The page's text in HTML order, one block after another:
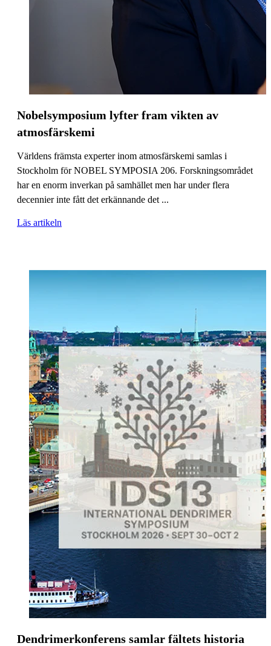
Nobelsymposium lyfter fram vikten av
atmosfärskemi
Världens främsta experter inom atmosfärskemi samlas i
Stockholm för NOBEL SYMPOSIA 206. Forskningsområdet
har en enorm inverkan på samhället men har under flera
decennier inte fått det erkännande det ...
Läs artikeln
Dendrimerkonferens samlar fältets historia